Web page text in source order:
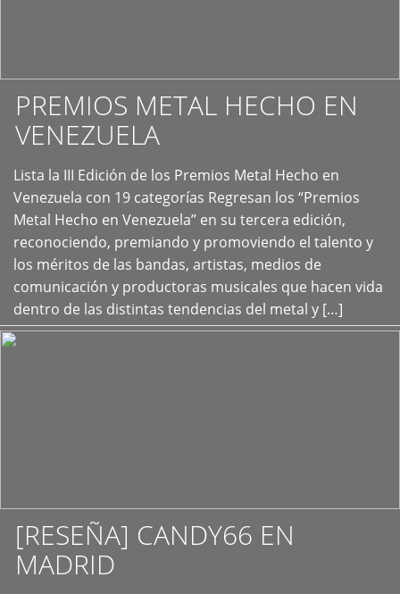
PREMIOS METAL HECHO EN
VENEZUELA
Lista la III Edición de los Premios Metal Hecho en
Venezuela con 19 categorías Regresan los “Premios
Metal Hecho en Venezuela” en su tercera edición,
reconociendo, premiando y promoviendo el talento y
los méritos de las bandas, artistas, medios de
comunicación y productoras musicales que hacen vida
dentro de las distintas tendencias del metal y […]
+
[RESEÑA] CANDY66 EN
MADRID